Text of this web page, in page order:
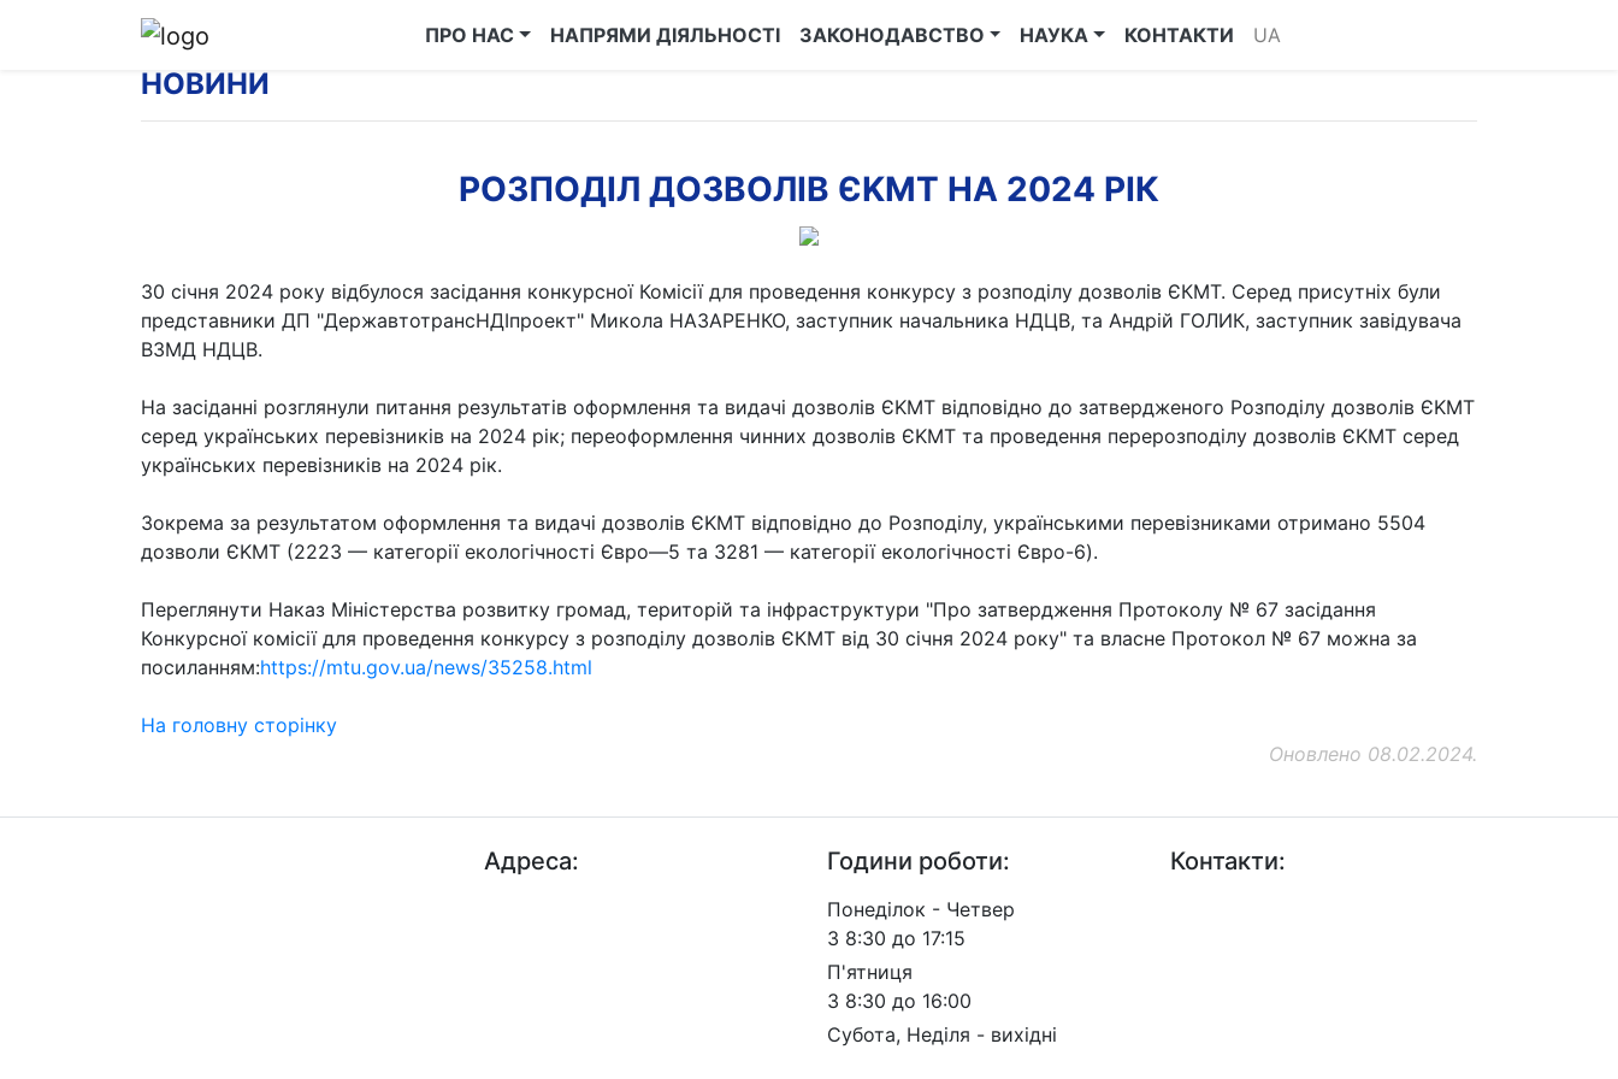
ПРО НАС НАПРЯМИ ДІЯЛЬНОСТІ ЗАКОНОДАВСТВО НАУКА КОНТАКТИ UA
НОВИНИ
РОЗПОДІЛ ДОЗВОЛІВ ЄKMT НА 2024 РІК
30 січня 2024 року відбулося засідання конкурсної Комісії для проведення конкурсу з розподілу дозволів ЄКМТ. Серед присутніх були
представники ДП "ДержавтотрансНДІпроект" Микола НАЗАРЕНКО, заступник начальника НДЦВ, та Андрій ГОЛИК, заступник завідувача
ВЗМД НДЦВ.
На засіданні розглянули питання результатів оформлення та видaчі дозволів ЄKMT відповідно до затвердженого Розподілу дозволів ЄKMT
серед українських перевізників на 2024 рік; переоформлення чинних дозволів ЄKMT та проведення перерозподілу дозволів ЄKMT серед
українських перевізників на 2024 рік.
Зокрема за результатом оформлення та видачі дозволів ЄKMT відповідно до Розподілу, українськими перевізниками отримано 5504
дозволи ЄKMT (2223 — категорії екологічності Євро—5 та 3281 — категорії екологічності Євро-6).
Переглянути Наказ Міністерства розвитку громад, територій та інфраструктури "Про затвердження Протоколу № 67 засідання
Конкурсної комісії для проведення конкурсу з розподілу дозволів ЄКМТ від 30 січня 2024 року" та власне Протокол № 67 можна за
посиланням:https://mtu.gov.ua/news/35258.html
На головну сторінку
Оновлено 08.02.2024.
Адреса: Години роботи:
Понеділок - Четвер
З 8:30 до 17:15
П'ятниця
З 8:30 до 16:00
Субота, Неділя - вихідні
Контакти: